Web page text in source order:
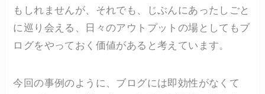
もしれませんが、それでも、じぶんにあったしごと
に巡り会える、日々のアウトプットの場としてもブ
ログをやっておく価値があると考えています。
今回の事例のように、ブログには即効性がなくて